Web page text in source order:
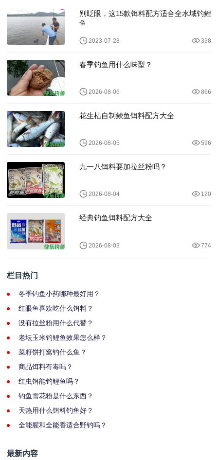
别眨眼，这15款饵料配方适合全水域钓鲤
鱼
2023-07-28 338
春季钓鱼用什么味型？
2026-08-06 866
花生枯自制鲮鱼饵料配方大全
2026-08-05 596
九一八饵料要加拉丝粉吗？
2026-08-04 120
经典钓鱼饵料配方大全
2026-08-03 774
栏目热门
冬季钓鱼小药哪种最好用？
红眼鱼喜欢吃什么饵料？
没有拉丝粉用什么代替？
老坛玉米钓鲤鱼效果怎么样？
菜籽饼打窝钓什么鱼？
商品饵料有毒吗？
红虫饵能钓鲤鱼吗？
钓鱼雪花粉是什么东西？
天热用什么饵料钓鱼好？
全能腥和全能香适合野钓吗？
最新内容